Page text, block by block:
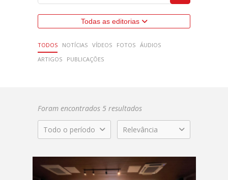
Todas as editorias
TODOS NOTÍCIAS VÍDEOS FOTOS ÁUDIOS
ARTIGOS
PUBLICAÇÕES
Foram encontrados 5 resultados
Todo o período Relevância